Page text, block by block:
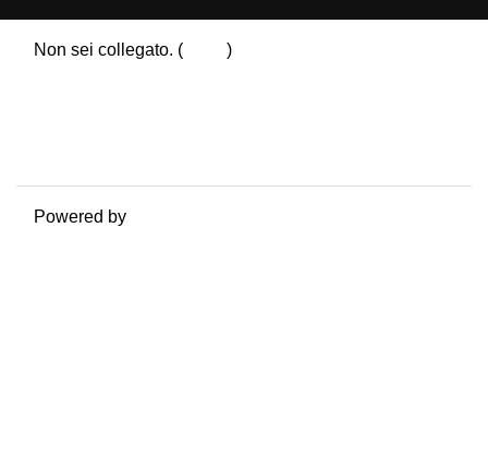
Non sei collegato. (
)
Powered by